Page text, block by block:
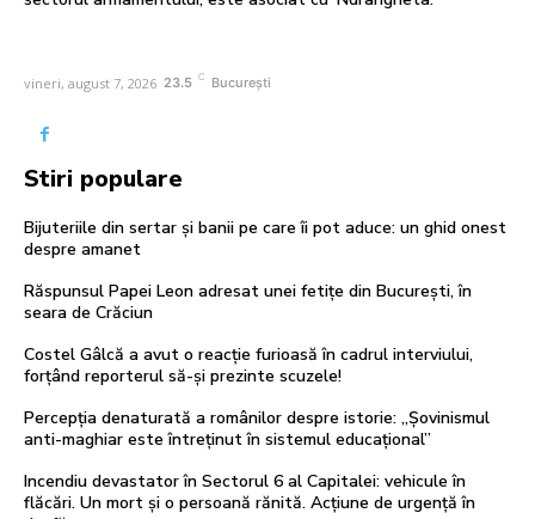
vineri, august 7, 2026 23.5 C București
Stiri populare
Bijuteriile din sertar și banii pe care îi pot aduce: un ghid onest
despre amanet
Răspunsul Papei Leon adresat unei fetițe din București, în
seara de Crăciun
Costel Gâlcă a avut o reacție furioasă în cadrul interviului,
forțând reporterul să-și prezinte scuzele!
Percepția denaturată a românilor despre istorie: „Șovinismul
anti-maghiar este întreținut în sistemul educațional”
Incendiu devastator în Sectorul 6 al Capitalei: vehicule în
flăcări. Un mort și o persoană rănită. Acțiune de urgență în